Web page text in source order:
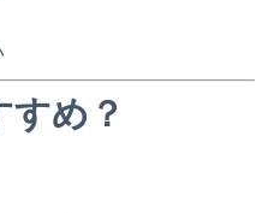
め？